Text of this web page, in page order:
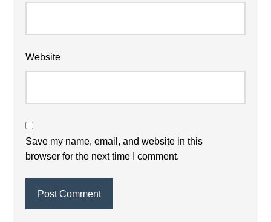
Website
Save my name, email, and website in this
browser for the next time I comment.